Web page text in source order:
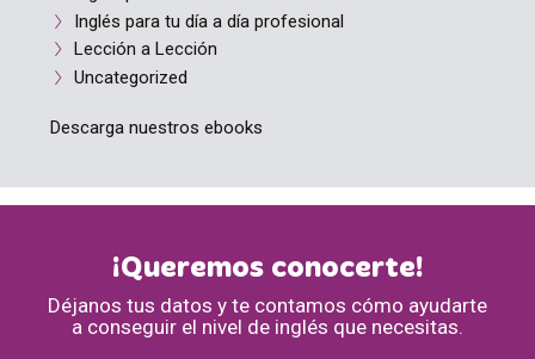
Inglés para tu día a día profesional
Lección a Lección
Uncategorized
Descarga nuestros ebooks
¡Queremos conocerte!
Déjanos tus datos y te contamos cómo ayudarte
a conseguir el nivel de inglés que necesitas.